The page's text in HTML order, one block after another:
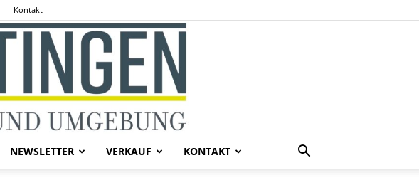
Kontakt
NEWSLETTER VERKAUF KONTAKT